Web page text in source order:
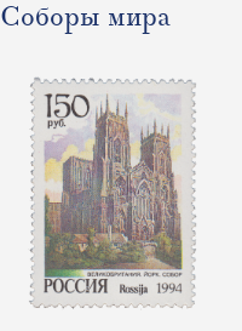
Соборы мира